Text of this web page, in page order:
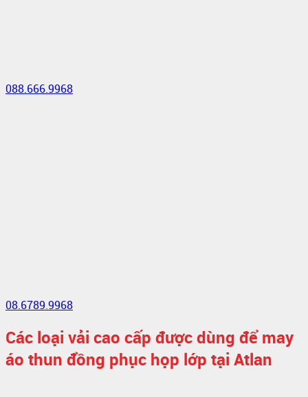
088.666.9968
08.6789.9968
Các loại vải cao cấp được dùng để may
áo thun đồng phục họp lớp tại Atlan